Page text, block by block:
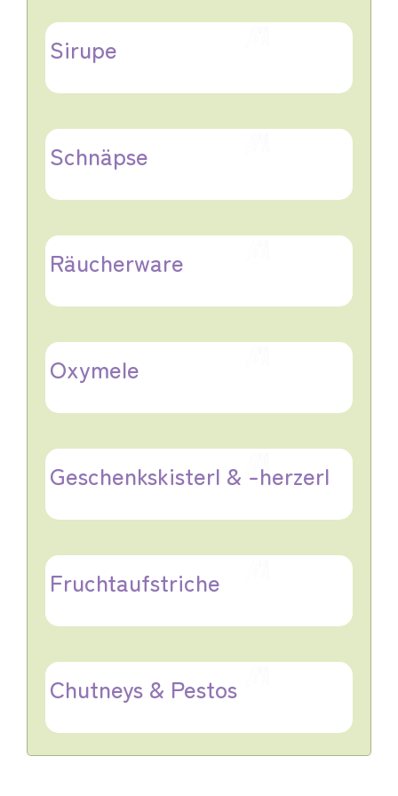
Sirupe
Schnäpse
Räucherware
Oxymele
Geschenkskisterl & -herzerl
Fruchtaufstriche
Chutneys & Pestos